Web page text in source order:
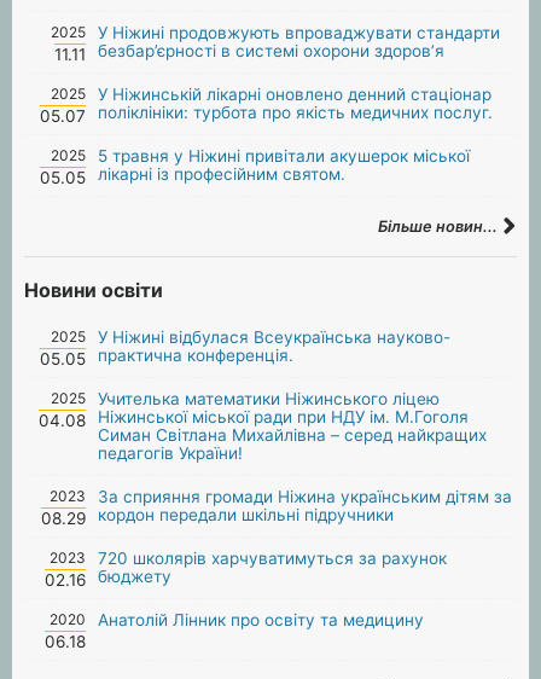
2025
11.11
У Ніжині продовжують впроваджувати стандарти
безбар’єрності в системі охорони здоров’я
2025
05.07
У Ніжинській лікарні оновлено денний стаціонар
поліклініки: турбота про якість медичних послуг.
2025
05.05
5 травня у Ніжині привітали акушерок міської
лікарні із професійним святом.
Більше новин...
Новини освіти
2025
05.05
У Ніжині відбулася Всеукраїнська науково-
практична конференція.
2025
04.08
Учителька математики Ніжинського ліцею
Ніжинської міської ради при НДУ ім. М.Гоголя
Симан Світлана Михайлівна – серед найкращих
педагогів України!
2023
08.29
За сприяння громади Ніжина українським дітям за
кордон передали шкільні підручники
2023
02.16
720 школярів харчуватимуться за рахунок
бюджету
2020
06.18
Анатолій Лінник про освіту та медицину